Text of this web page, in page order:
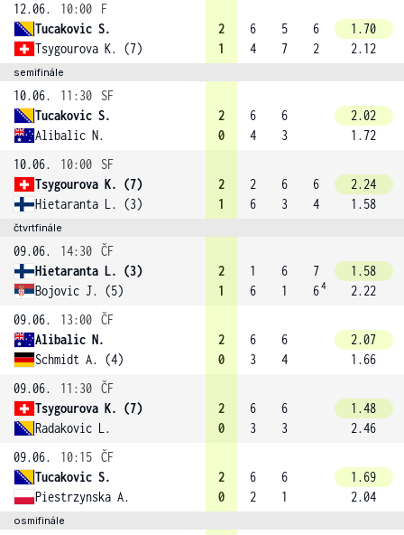
12.06.
10:00
F
Tucakovic S.
Tsygourova K. (7)
2
1
6
4
5
7
6
2
1.70
2.12
semifinále
10.06. 11:30
SF
Tucakovic S.
Alibalic N.
2
0
6
4
6
3
2.02
1.72
10.06.
10:00
SF
Tsygourova K. (7)
Hietaranta L. (3)
2
1
2
6
6
3
6
4
2.24
1.58
čtvrtfinále
09.06. 14:30 ČF
Hietaranta L. (3)
Bojovic J. (5)
2
1
1
6
6
1
7
64
1.58
2.22
09.06.
13:00 ČF
Alibalic N.
Schmidt A. (4)
2
0
6
3
6
4
2.07
1.66
09.06.
11:30 ČF
Tsygourova K. (7)
Radakovic L.
2
0
6
3
6
3
1.48
2.46
09.06.
10:15 ČF
Tucakovic S.
Piestrzynska A.
2
0
6
2
6
1
1.69
2.04
osmifinále